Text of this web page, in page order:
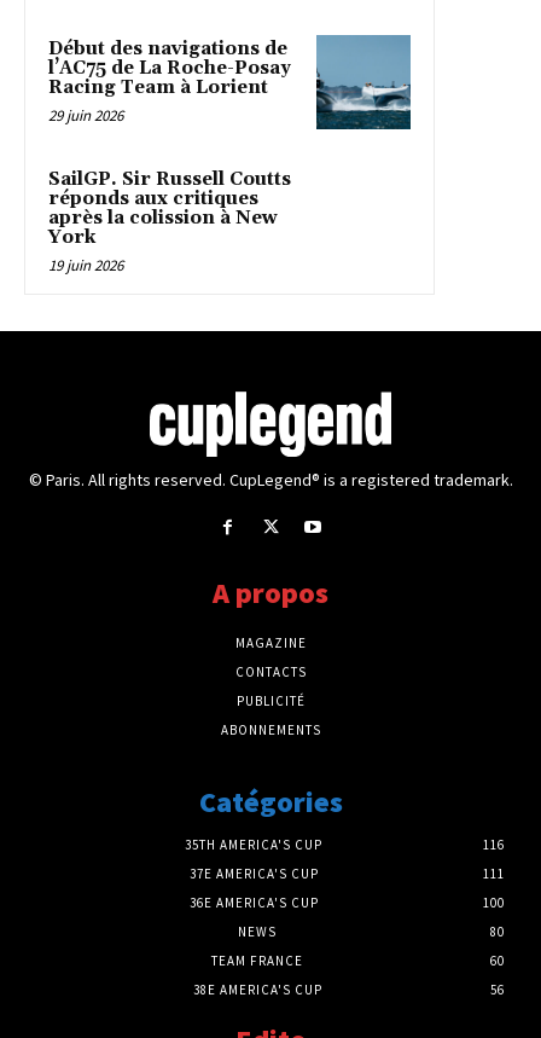
Début des navigations de
l’AC75 de La Roche-Posay
Racing Team à Lorient
29 juin 2026
SailGP. Sir Russell Coutts
réponds aux critiques
après la colission à New
York
19 juin 2026
© Paris. All rights reserved. CupLegend® is a registered trademark.
A propos
MAGAZINE
CONTACTS
PUBLICITÉ
ABONNEMENTS
Catégories
35TH AMERICA'S CUP
116
37E AMERICA'S CUP
111
36E AMERICA'S CUP
100
NEWS
80
TEAM FRANCE
60
38E AMERICA'S CUP
56